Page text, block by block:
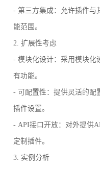
- 第三方集成：允许插件与
能范围。
2. 扩展性考虑
- 模块化设计：采用模块化
有功能。
- 可配置性：提供灵活的配
插件设置。
- API接口开放：对外提供
定制插件。
3. 实例分析